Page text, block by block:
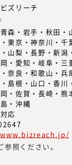
ズリーチ
森・岩手・秋田・
東京・神奈川・千
山梨・長野・新潟
・愛知・岐阜・三
奈良・和歌山・兵
島根・山口・香川
・佐賀・長崎・熊
・沖縄
応
照ください。